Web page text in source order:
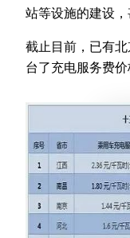
站等设施的建设，
截止目前，已有
台了充电服务费